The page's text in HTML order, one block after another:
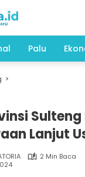
Palu
Lanjut
2 Min Baca